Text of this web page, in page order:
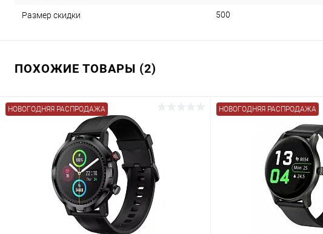
Размер скидки 500
ПОХОЖИЕ ТОВАРЫ (2)
НОВОГОДНЯЯ РАСПРОДАЖА НОВОГОДНЯЯ РАСПРОДАЖА